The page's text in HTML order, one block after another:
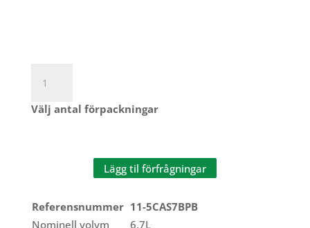
PRIMO
Välj antal förpackningar
Lägg til förfrågningar
Referensnummer 11-5CAS7BPB
Nominell volym
6,7L